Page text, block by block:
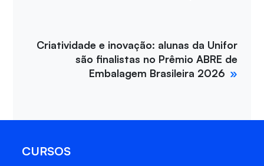
Criatividade e inovação: alunas da Unifor
são finalistas no Prêmio ABRE de
Embalagem Brasileira 2026
CURSOS